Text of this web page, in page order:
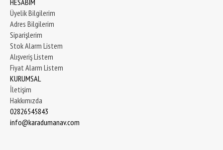
Üyelik Bilgilerim
Adres Bilgilerim
Siparişlerim
Stok Alarm Listem
Alışveriş Listem
Fiyat Alarm Listem
KURUMSAL
İletişim
Hakkımızda
02826545843
info@karadumanav.com